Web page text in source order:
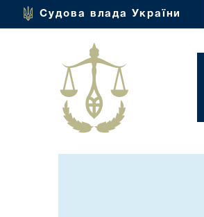
Судова влада України